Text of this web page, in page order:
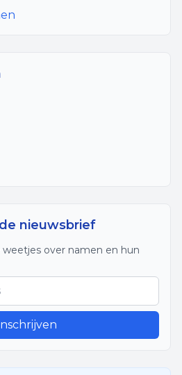
nieuwsbrief
over namen en hun